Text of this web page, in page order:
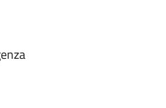
urgenza